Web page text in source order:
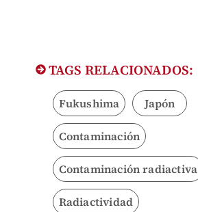
TAGS RELACIONADOS:
Fukushima Japón
Contaminación
Contaminación radiactiva
Radiactividad